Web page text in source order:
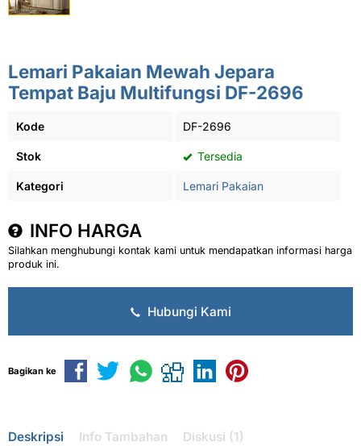
Lemari Pakaian Mewah Jepara
Tempat Baju Multifungsi DF-2696
Kode DF-2696
Stok Tersedia
Kategori Lemari Pakaian
INFO HARGA
Silahkan menghubungi kontak kami untuk mendapatkan informasi harga
produk ini.
Hubungi Kami
Bagikan ke
Deskripsi Info Tambahan Diskusi (1)